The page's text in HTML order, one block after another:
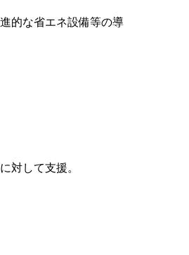
的な省エネ設備等の導
対して支援。